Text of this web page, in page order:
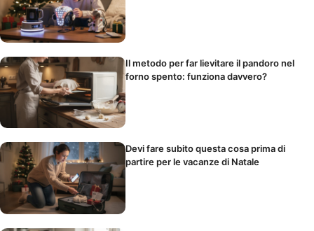
Il metodo per far lievitare il pandoro nel
forno spento: funziona davvero?
Devi fare subito questa cosa prima di
partire per le vacanze di Natale